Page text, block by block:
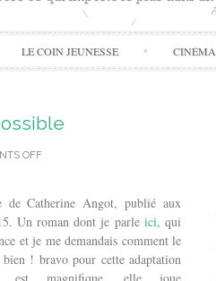
Skip
to
LE COIN JEUNESSE CINÉMA
OFF
de Catherine Angot, publié aux
Un roman dont je parle ici, qui
et je me demandais comment le
! bravo pour cette adaptation